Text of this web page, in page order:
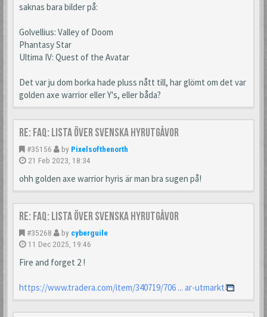
saknas bara bilder på:
Golvellius: Valley of Doom
Phantasy Star
Ultima IV: Quest of the Avatar
Det var ju dom borka hade pluss nått till, har glömt om det var
golden axe warrior eller Y's, eller båda?
Re: FAQ: Lista över svenska hyrutgåvor
#35156 by Pixelsofthenorth
21 Feb 2023, 18:34
ohh golden axe warrior hyris är man bra sugen på!
Re: FAQ: Lista över svenska hyrutgåvor
#35268 by cyberguile
11 Dec 2025, 19:46
Fire and forget 2 !
https://www.tradera.com/item/340719/706 ... ar-utmarkt